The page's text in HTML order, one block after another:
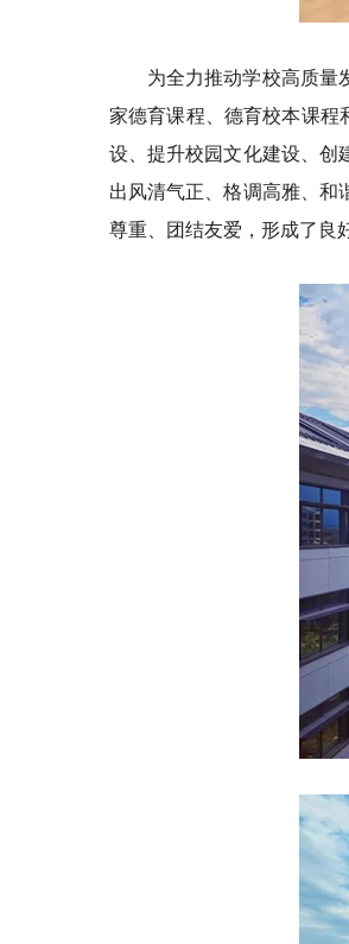
为全力推动学校高质量
家德育课程、德育校本课程
设、提升校园文化建设、创
出风清气正、格调高雅、和
尊重、团结友爱，形成了良